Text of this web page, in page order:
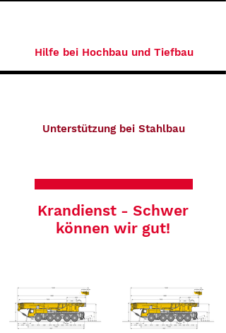
Hilfe bei Hochbau und Tiefbau
Unterstützung bei Stahlbau
Krandienst - Schwer
können wir gut!